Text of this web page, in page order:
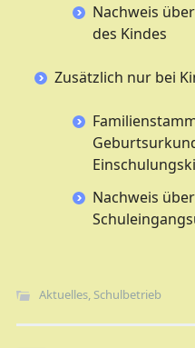
Nachweis
des Kindes
Zusätzlich nur bei
Nachweis
Aktuelles, Schulbetrieb